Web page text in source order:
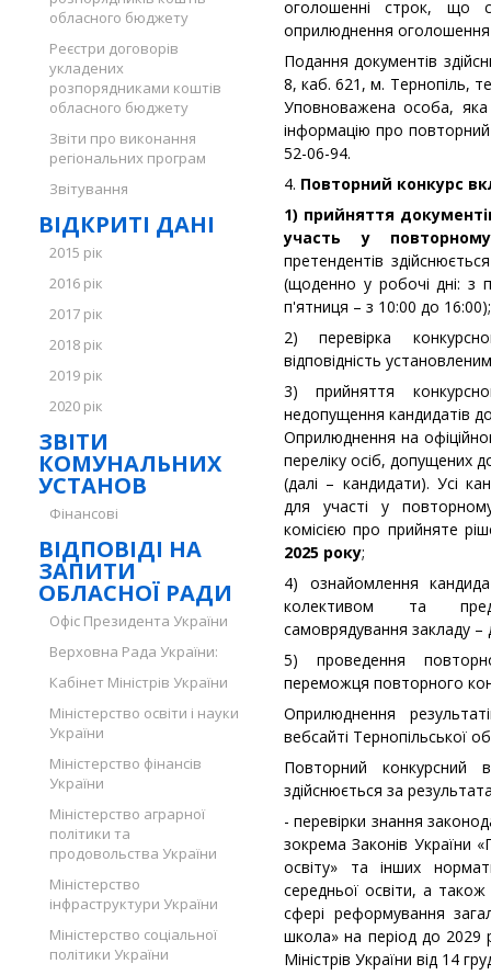
обласного бюджету
Реєстри договорів
укладених
розпорядниками коштів
обласного бюджету
Звіти про виконання
регіональних програм
Звітування
ВІДКРИТІ ДАНІ
2015 рік
2016 рік
2017 рік
2018 рік
2019 рік
2020 рік
ЗВІТИ
КОМУНАЛЬНИХ
УСТАНОВ
Фінансові
ВІДПОВІДІ НА
ЗАПИТИ
ОБЛАСНОЇ РАДИ
Офіс Президента України
Верховна Рада України:
Кабінет Міністрів України
Міністерство освіти і науки
України
Міністерство фінансів
України
Міністерство аграрної
політики та
продовольства України
Міністерство
інфраструктури України
Міністерство соціальної
політики України
оголошенні строк, що
оприлюднення
Подання документів
8, каб. 621, м. Тернопіль,
Уповноважена особа,
інформацію про
52-06-94.
4. Повторний конкурс
1) прийняття
участь у
претендентів
(щоденно у робочі дні:
п'ятниця – з 10:00 до 16:00);
2) перевірка
відповідність
3) прийняття
недопущення кандидатів
Оприлюднення на
переліку осіб, допущених
(далі – кандидати). Усі
для участі у
комісією про прийняте
2025 року;
4) ознайомлення
колективом та
самоврядування закладу
5) проведення
переможця повторного
Оприлюднення
вебсайті Тернопільської
Повторний конкурсний
здійснюється за
- перевірки знання
зокрема Законів України
освіту» та інших
середньої освіти, а також
сфері реформування
школа» на період до 2029
Міністрів України від 14